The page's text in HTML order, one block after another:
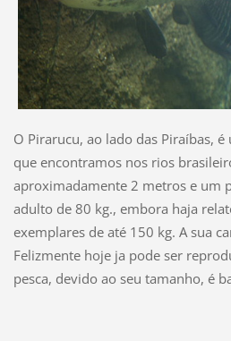
O Pirarucu, ao lado das Piraíbas,
que encontramos nos rios
aproximadamente 2 metros e um
adulto de 80 kg., embora haja
exemplares de até 150 kg. A sua
Felizmente hoje ja pode ser
pesca, devido ao seu tamanho, é